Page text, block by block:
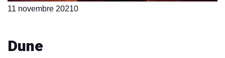
11 novembre 20210
Dune